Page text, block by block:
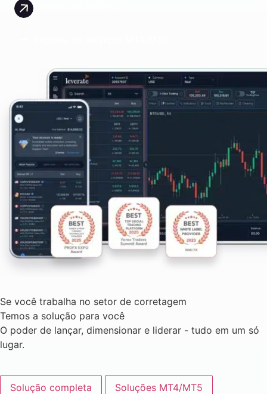
Se você trabalha no setor de corretagem
Temos a solução para você
O poder de lançar, dimensionar e liderar - tudo em um só
lugar.
Solução completa Soluções MT4/MT5